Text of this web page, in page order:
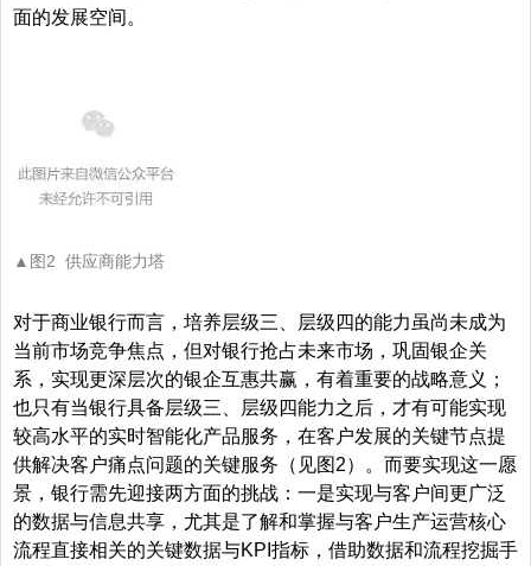
面的发展空间。
▲图2 供应商能力塔
对于商业银行而言，培养层级三、层级四的能力虽尚未成为
当前市场竞争焦点，但对银行抢占未来市场，巩固银企关
系，实现更深层次的银企互惠共赢，有着重要的战略意义；
也只有当银行具备层级三、层级四能力之后，才有可能实现
较高水平的实时智能化产品服务，在客户发展的关键节点提
供解决客户痛点问题的关键服务（见图2）。而要实现这一愿
景，银行需先迎接两方面的挑战：一是实现与客户间更广泛
的数据与信息共享，尤其是了解和掌握与客户生产运营核心
流程直接相关的关键数据与KPI指标，借助数据和流程挖掘手